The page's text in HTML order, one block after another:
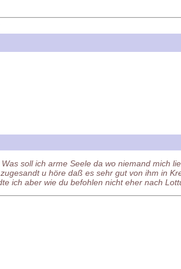
Was soll ich arme Seele da wo niemand mich
u höre daß es sehr gut von ihm in
ich aber wie du befohlen nicht eher nach